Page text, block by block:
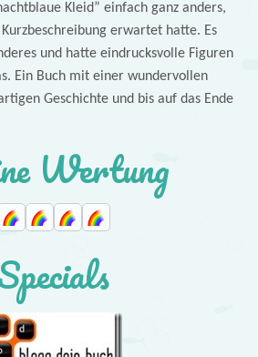
Kleid” einfach ganz anders,
erwartet hatte. Es
und hatte eindrucksvolle Figuren
Ein Buch mit einer wundervollen
Geschichte und bis auf das Ende
Wertung